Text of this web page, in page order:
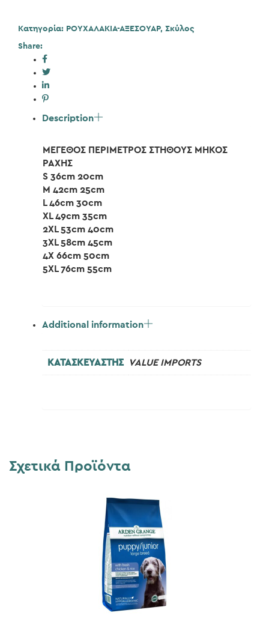
Κατηγορία: ΡΟΥΧΑΛΑΚΙΑ-ΑΞΕΣΟΥΑΡ, Σκύλος
Share:
Description
ΜΕΓΕΘΟΣ ΠΕΡΙΜΕΤΡΟΣ ΣΤΗΘΟΥΣ ΜΗΚΟΣ
ΡΑΧΗΣ
S 36cm 20cm
M 42cm 25cm
L 46cm 30cm
XL 49cm 35cm
2XL 53cm 40cm
3XL 58cm 45cm
4X 66cm 50cm
5XL 76cm 55cm
Additional information
ΚΑΤΑΣΚΕΥΑΣΤΗΣ VALUE IMPORTS
Σχετικά Προϊόντα